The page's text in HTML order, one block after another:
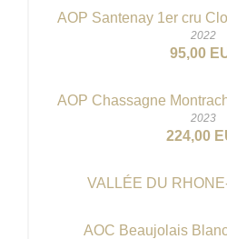
AOP Santenay 1er cru
2022
95,00
AOP Chassagne
2023
224,00
VALLÉE DU
AOC Beaujolais